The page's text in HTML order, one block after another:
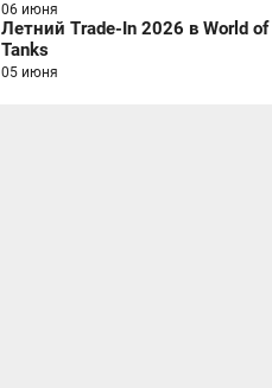
06 июня
Летний Trade-In 2026 в World of
Tanks
05 июня